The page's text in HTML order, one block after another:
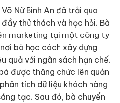
Nữ Bình An đã trải qua
thử thách và học hỏi. Bà
marketing tại một công ty
bà học cách xây dựng
quả với ngân sách hạn chế.
được thăng chức lên quản
tích dữ liệu khách hàng
tạo. Sau đó, bà chuyển